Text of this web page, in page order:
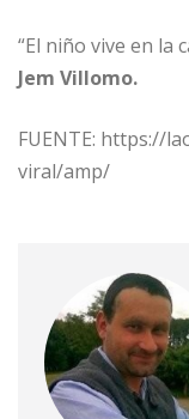
“El niño vive en la
Jem Villomo.
FUENTE: https://
viral/amp/